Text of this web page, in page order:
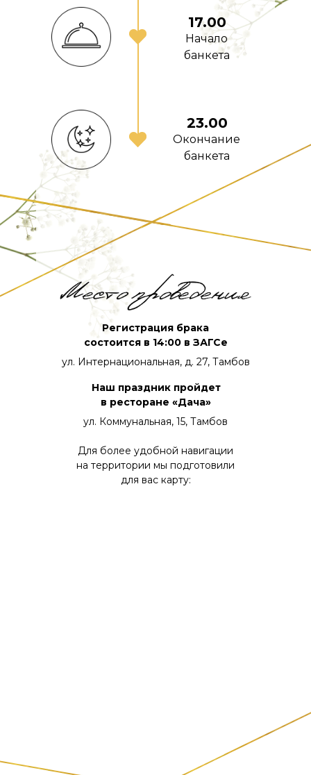
Наш праздник пройдет
в ресторане «Дача»
ул. Коммунальная, 15, Тамбов
Регистрация брака
состоится в 14:00 в ЗАГСе
ул. Интернациональная, д. 27, Тамбов
Для более удобной навигации
на территории мы подготовили
для вас карту:
Начало
банкета
17.00
Окончание
банкета
23.00